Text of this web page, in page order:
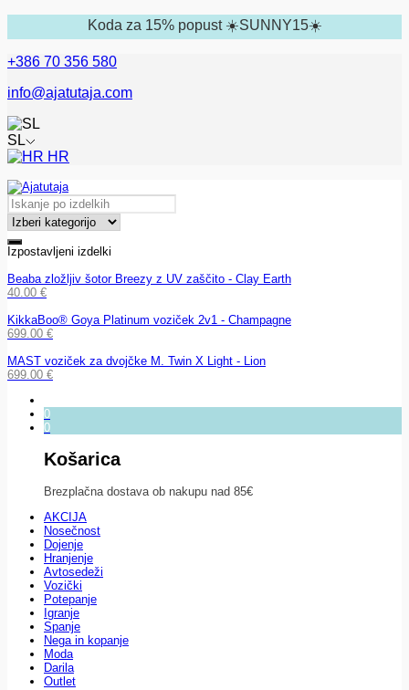
Koda za 15% popust ☀️SUNNY15☀️
+386 70 356 580
info@ajatutaja.com
SL
HR
Izpostavljeni izdelki
Beaba zložljiv šotor Breezy z UV zaščito - Clay Earth
40.00 €
KikkaBoo® Goya Platinum voziček 2v1 - Champagne
699.00 €
MAST voziček za dvojčke M. Twin X Light - Lion
699.00 €
0
0
Košarica
Brezplačna dostava ob nakupu nad 85€
AKCIJA
Nosečnost
Dojenje
Hranjenje
Avtosedeži
Vozički
Potepanje
Igranje
Spanje
Nega in kopanje
Moda
Darila
Outlet